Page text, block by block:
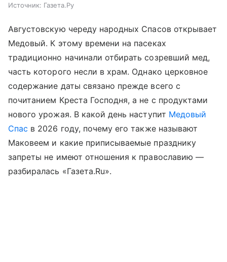
Источник: Газета.Ру
Августовскую череду народных Спасов открывает
Медовый. К этому времени на пасеках
традиционно начинали отбирать созревший мед,
часть которого несли в храм. Однако церковное
содержание даты связано прежде всего с
почитанием Креста Господня, а не с продуктами
нового урожая. В какой день наступит Медовый
Спас в 2026 году, почему его также называют
Маковеем и какие приписываемые празднику
запреты не имеют отношения к православию —
разбиралась «Газета.Ru».